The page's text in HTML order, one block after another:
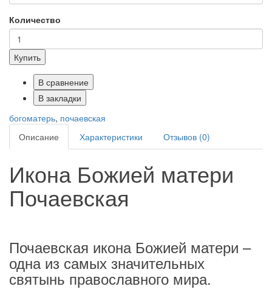
Количество
Купить
В сравнение
В закладки
богоматерь, почаевская
Описание
Характеристики Отзывов (0)
Икона Божией матери
Почаевская
Почаевская икона Божией матери –
одна из самых значительных
святынь православного мира.